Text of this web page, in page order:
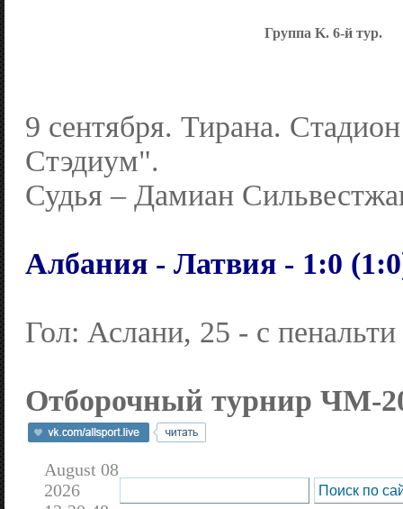
Группа K. 6-й тур.
9 сентября. Тирана.
Стэдиум".
Судья – Дамиан
Албания - Латвия - 1:0
Гол: Аслани, 25 - с
Отборочный турнир ЧМ-
August 08
2026